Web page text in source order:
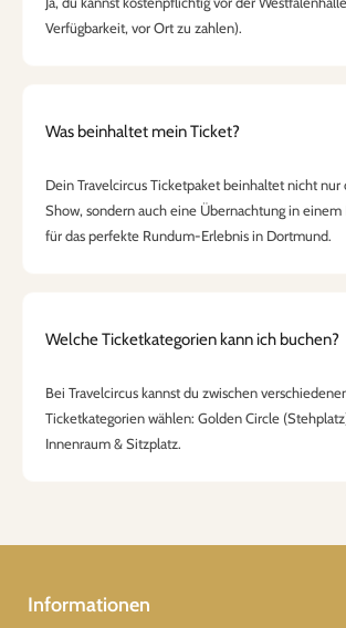
Verfügbarkeit, vor Ort zu zahlen).
Was beinhaltet mein Ticket?
Dein Travelcircus Ticketpaket beinhaltet nicht
Show, sondern auch eine Übernachtung in
für das perfekte Rundum-Erlebnis in Dortmund.
Welche Ticketkategorien kann ich buchen?
Bei Travelcircus kannst du zwischen
Ticketkategorien wählen: Golden Circle
Innenraum & Sitzplatz.
Informationen